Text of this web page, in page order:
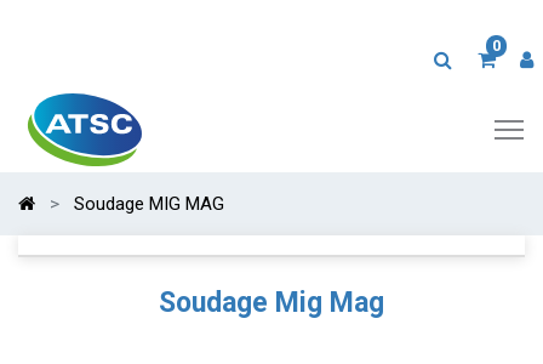
0
Soudage MIG MAG
Soudage Mig Mag